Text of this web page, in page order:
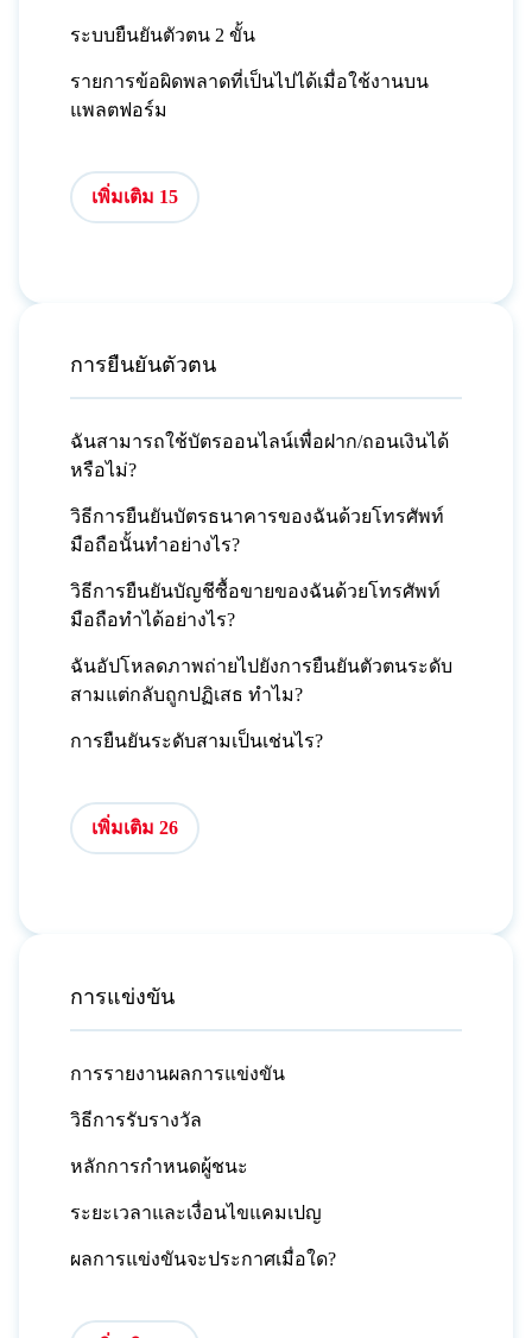
ระบบยืนยันตัวตน 2 ขั้น
รายการข้อผิดพลาดที่เป็นไปได้เมื่อใช้งานบน
แพลตฟอร์ม
เพิ่มเติม 15
การยืนยันตัวตน
ฉันสามารถใช้บัตรออนไลน์เพื่อฝาก/ถอนเงินได้
หรือไม่?
วิธีการยืนยันบัตรธนาคารของฉันด้วยโทรศัพท์
มือถือนั้นทำอย่างไร?
วิธีการยืนยันบัญชีซื้อขายของฉันด้วยโทรศัพท์
มือถือทำได้อย่างไร?
ฉันอัปโหลดภาพถ่ายไปยังการยืนยันตัวตนระดับ
สามแต่กลับถูกปฏิเสธ ทำไม?
การยืนยันระดับสามเป็นเช่นไร?
เพิ่มเติม 26
การแข่งขัน
การรายงานผลการแข่งขัน
วิธีการรับรางวัล
หลักการกำหนดผู้ชนะ
ระยะเวลาและเงื่อนไขแคมเปญ
ผลการแข่งขันจะประกาศเมื่อใด?